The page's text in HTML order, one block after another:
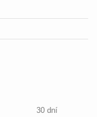
30 dní